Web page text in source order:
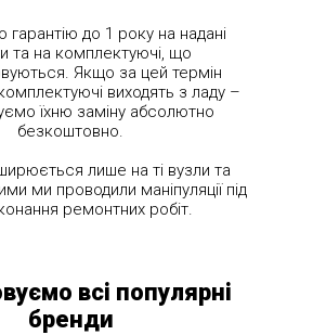
до 1 року на надані
та на комплектуючі, що
Якщо за цей термін
виходять з ладу –
їхню заміну абсолютно
безкоштовно.
лише на ті вузли та
ми проводили маніпуляції під
ремонтних робіт.
всі популярні
бренди